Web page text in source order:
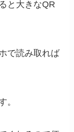
と大きなQR
で読み取れば
。